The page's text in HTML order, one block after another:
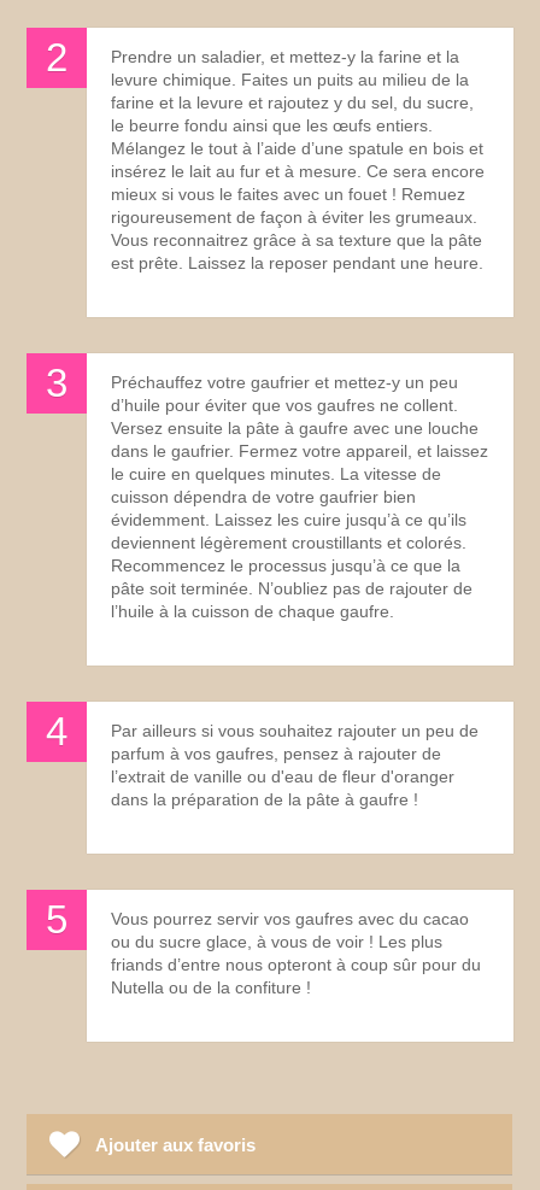
Prendre un saladier, et mettez-y la farine et la
levure chimique. Faites un puits au milieu de la
farine et la levure et rajoutez y du sel, du sucre,
le beurre fondu ainsi que les œufs entiers.
Mélangez le tout à l’aide d’une spatule en bois et
insérez le lait au fur et à mesure. Ce sera encore
mieux si vous le faites avec un fouet ! Remuez
rigoureusement de façon à éviter les grumeaux.
Vous reconnaitrez grâce à sa texture que la pâte
est prête. Laissez la reposer pendant une heure.
Préchauffez votre gaufrier et mettez-y un peu
d’huile pour éviter que vos gaufres ne collent.
Versez ensuite la pâte à gaufre avec une louche
dans le gaufrier. Fermez votre appareil, et laissez
le cuire en quelques minutes. La vitesse de
cuisson dépendra de votre gaufrier bien
évidemment. Laissez les cuire jusqu’à ce qu’ils
deviennent légèrement croustillants et colorés.
Recommencez le processus jusqu’à ce que la
pâte soit terminée. N’oubliez pas de rajouter de
l’huile à la cuisson de chaque gaufre.
Par ailleurs si vous souhaitez rajouter un peu de
parfum à vos gaufres, pensez à rajouter de
l’extrait de vanille ou d'eau de fleur d'oranger
dans la préparation de la pâte à gaufre !
Vous pourrez servir vos gaufres avec du cacao
ou du sucre glace, à vous de voir ! Les plus
friands d’entre nous opteront à coup sûr pour du
Nutella ou de la confiture !
Ajouter aux favoris